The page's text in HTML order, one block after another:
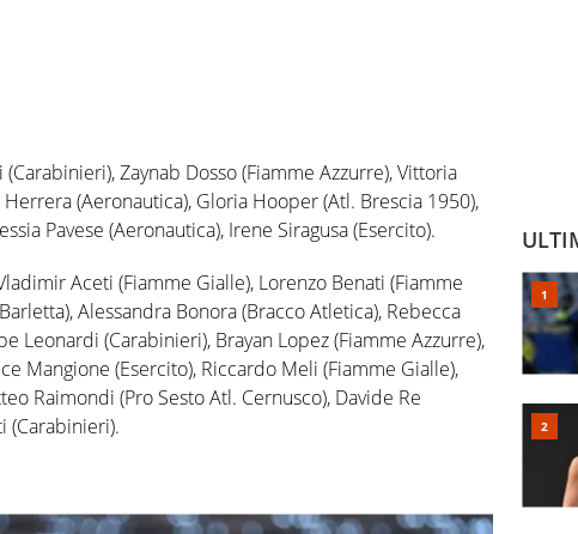
Zaynab Dosso (Fiamme Azzurre), Vittoria
Herrera (Aeronautica), Gloria Hooper (Atl. Brescia 1950),
Pavese (Aeronautica), Irene Siragusa (Esercito).
Aceti (Fiamme Gialle), Lorenzo Benati (Fiamme
Alessandra Bonora (Bracco Atletica), Rebecca
Leonardi (Carabinieri), Brayan Lopez (Fiamme Azzurre),
Mangione (Esercito), Riccardo Meli (Fiamme Gialle),
Raimondi (Pro Sesto Atl. Cernusco), Davide Re
(Carabinieri).